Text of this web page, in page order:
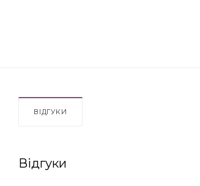
ВІДГУКИ
Відгуки